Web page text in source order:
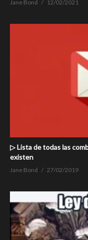
Jane Bond 12/02/2021
▷ Lista de todas las
existen
Jane Bond 27/02/2019